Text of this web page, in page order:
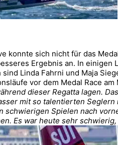
konnte sich nicht für das
Ergebnis an. In einigen
Linda Fahrni und Maja
vor dem Medal Race
dieser Regatta lagen.
mit so talentierten
Spielen nach
Es war heute sehr